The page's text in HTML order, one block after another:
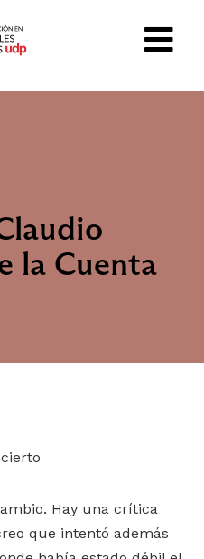
la Cuenta
Hay una crítica
que intentó además